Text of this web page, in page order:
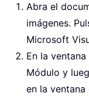
Abra el
imágenes.
Microsoft
En la
Módulo y
en la